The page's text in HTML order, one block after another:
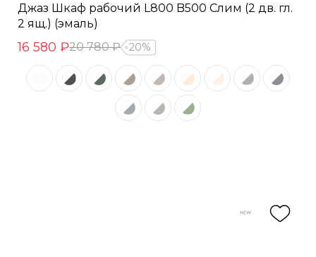
Джаз Шкаф рабочий L800 B500 Слим (2 дв. гл.
2 ящ.) (эмаль)
16 580 ₽20 780 ₽ 20%